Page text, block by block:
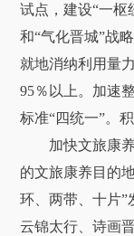
试点，建设“一枢
和“气化晋城”战
就地消纳利用量
95％以上。加速
标准“四统一”。
加快文旅康养
的文旅康养目的
环、两带、十片”
云锦太行、诗画